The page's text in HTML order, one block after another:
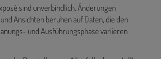
sind unverbindlich. Änderungen
Ansichten beruhen auf Daten, die den
und Ausführungsphase variieren